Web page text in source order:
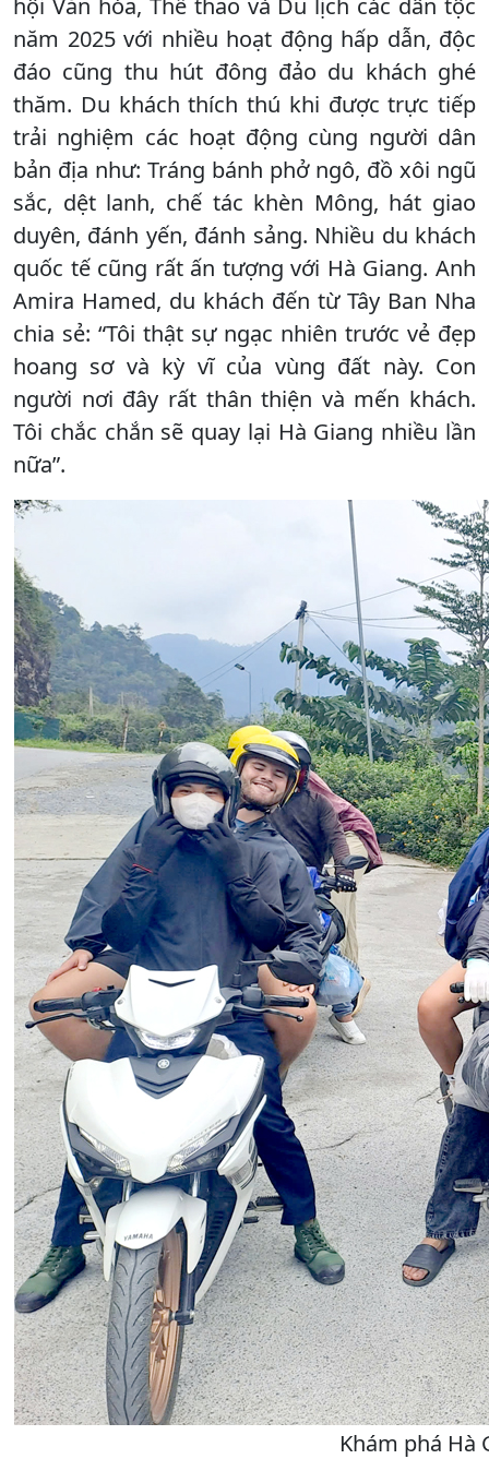
hội Văn hóa, Thể thao và Du lịch các dân tộc
năm 2025 với nhiều hoạt động hấp dẫn, độc
đáo cũng thu hút đông đảo du khách ghé
thăm. Du khách thích thú khi được trực tiếp
trải nghiệm các hoạt động cùng người dân
bản địa như: Tráng bánh phở ngô, đồ xôi ngũ
sắc, dệt lanh, chế tác khèn Mông, hát giao
duyên, đánh yến, đánh sảng. Nhiều du khách
quốc tế cũng rất ấn tượng với Hà Giang. Anh
Amira Hamed, du khách đến từ Tây Ban Nha
chia sẻ: “Tôi thật sự ngạc nhiên trước vẻ đẹp
hoang sơ và kỳ vĩ của vùng đất này. Con
người nơi đây rất thân thiện và mến khách.
Tôi chắc chắn sẽ quay lại Hà Giang nhiều lần
nữa”.
Khám phá Hà